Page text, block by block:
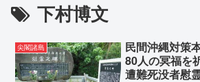
下村博文
尖閣諸島
民間沖縄対策
80人の冥福を
遭難死没者慰